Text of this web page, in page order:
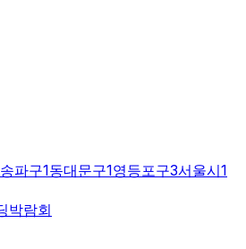
송파구1동대문구1영등포구3서울시1